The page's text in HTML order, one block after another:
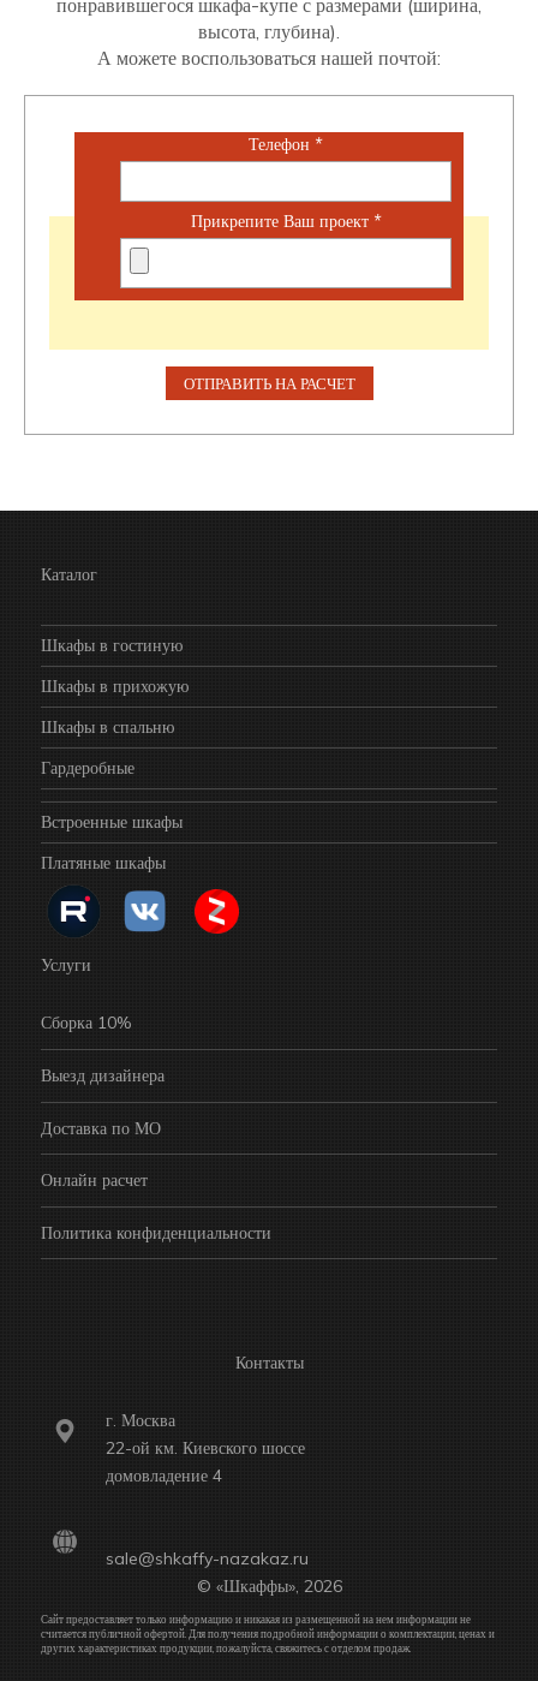
понравившегося шкафа-купе с размерами (ширина,
высота, глубина).
А можете воспользоваться нашей почтой:
Телефон *
Прикрепите Ваш проект *
Каталог
Шкафы в гостиную
Шкафы в прихожую
Шкафы в спальню
Гардеробные
Встроенные шкафы
Платяные шкафы
Услуги
Сборка 10%
Выезд дизайнера
Доставка по МО
Онлайн расчет
Политика конфиденциальности
Контакты
г. Москва
22-ой км. Киевского шоссе
домовладение 4
sale@shkaffy-nazakaz.ru
© «Шкаффы», 2026
Сайт предоставляет только информацию и никакая из размещенной на нем информации не
считается публичной офертой. Для получения подробной информации о комплектации, ценах и
других характеристиках продукции, пожалуйста, свяжитесь с отделом продаж.